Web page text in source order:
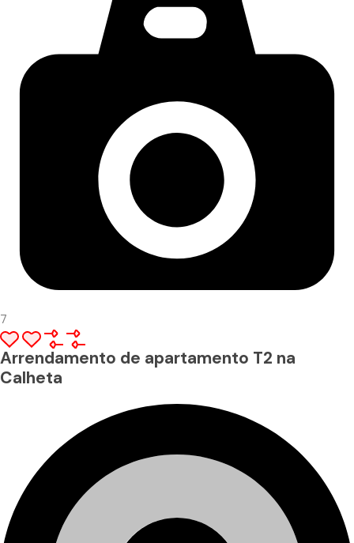
7
Arrendamento de apartamento T2 na
Calheta